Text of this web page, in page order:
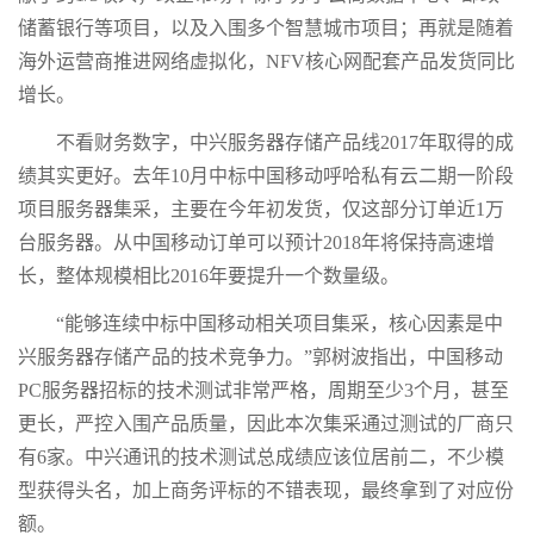
储蓄银行等项目，以及入围多个智慧城市项目；再就是随着
海外运营商推进网络虚拟化，NFV核心网配套产品发货同比
增长。
不看财务数字，中兴服务器存储产品线2017年取得的成
绩其实更好。去年10月中标中国移动呼哈私有云二期一阶段
项目服务器集采，主要在今年初发货，仅这部分订单近1万
台服务器。从中国移动订单可以预计2018年将保持高速增
长，整体规模相比2016年要提升一个数量级。
“能够连续中标中国移动相关项目集采，核心因素是中
兴服务器存储产品的技术竞争力。”郭树波指出，中国移动
PC服务器招标的技术测试非常严格，周期至少3个月，甚至
更长，严控入围产品质量，因此本次集采通过测试的厂商只
有6家。中兴通讯的技术测试总成绩应该位居前二，不少模
型获得头名，加上商务评标的不错表现，最终拿到了对应份
额。